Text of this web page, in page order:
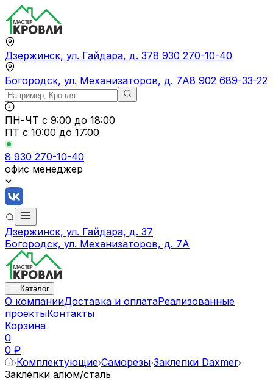
Дзержинск, ул. Гайдара, д. 378 930 270-10-40
Богородск, ул. Механизаторов, д. 7А8 902 689-33-22
ПН-ЧТ с 9:00 до 18:00
ПТ с 10:00 до 17:00
8 930 270-10-40
офис менеджер
Дзержинск, ул. Гайдара, д. 37
Богородск, ул. Механизаторов, д. 7А
Каталог
О компанииДоставка и оплатаРеализованные
проектыКонтакты
Корзина
0
0 ₽
Комплектующие Саморезы Заклепки Daxmer
Заклепки алюм/сталь